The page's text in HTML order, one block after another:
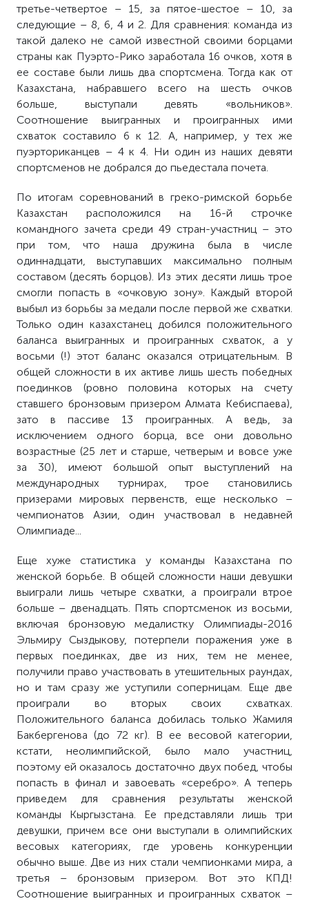
третье-четвертое – 15, за пятое-шестое – 10, за
следующие – 8, 6, 4 и 2. Для сравнения: команда из
такой далеко не самой известной своими борцами
страны как Пуэрто-Рико заработала 16 очков, хотя в
ее составе были лишь два спортсмена. Тогда как от
Казахстана, набравшего всего на шесть очков
больше, выступали девять «вольников».
Соотношение выигранных и проигранных ими
схваток составило 6 к 12. А, например, у тех же
пуэрториканцев – 4 к 4. Ни один из наших девяти
спортсменов не добрался до пьедестала почета.
По итогам соревнований в греко-римской борьбе
Казахстан расположился на 16-й строчке
командного зачета среди 49 стран-участниц – это
при том, что наша дружина была в числе
одиннадцати, выступавших максимально полным
составом (десять борцов). Из этих десяти лишь трое
смогли попасть в «очковую зону». Каждый второй
выбыл из борьбы за медали после первой же схватки.
Только один казахстанец добился положительного
баланса выигранных и проигранных схваток, а у
восьми (!) этот баланс оказался отрицательным. В
общей сложности в их активе лишь шесть победных
поединков (ровно половина которых на счету
ставшего бронзовым призером Алмата Кебиспаева),
зато в пассиве 13 проигранных. А ведь, за
исключением одного борца, все они довольно
возрастные (25 лет и старше, четверым и вовсе уже
за 30), имеют большой опыт выступлений на
международных турнирах, трое становились
призерами мировых первенств, еще несколько –
чемпионатов Азии, один участвовал в недавней
Олимпиаде...
Еще хуже статистика у команды Казахстана по
женской борьбе. В общей сложности наши девушки
выиграли лишь четыре схватки, а проиграли втрое
больше – двенадцать. Пять спортсменок из восьми,
включая бронзовую медалистку Олимпиады-2016
Эльмиру Сыздыкову, потерпели поражения уже в
первых поединках, две из них, тем не менее,
получили право участвовать в утешительных раундах,
но и там сразу же уступили соперницам. Еще две
проиграли во вторых своих схватках.
Положительного баланса добилась только Жамиля
Бакбергенова (до 72 кг). В ее весовой категории,
кстати, неолимпийской, было мало участниц,
поэтому ей оказалось достаточно двух побед, чтобы
попасть в финал и завоевать «серебро». А теперь
приведем для сравнения результаты женской
команды Кыргызстана. Ее представляли лишь три
девушки, причем все они выступали в олимпийских
весовых категориях, где уровень конкуренции
обычно выше. Две из них стали чемпионками мира, а
третья – бронзовым призером. Вот это КПД!
Соотношение выигранных и проигранных схваток –